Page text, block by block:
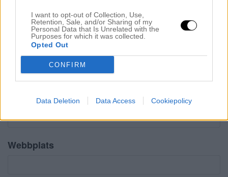
I want to opt-out of Collection, Use,
Retention, Sale, and/or Sharing of my
Personal Data that Is Unrelated with the
Purposes for which it was collected.
Opted Out
CONFIRM
Data Deletion Data Access Cookiepolicy
Namn*
E-postadress* Adressen publiceras inte
Webbplats